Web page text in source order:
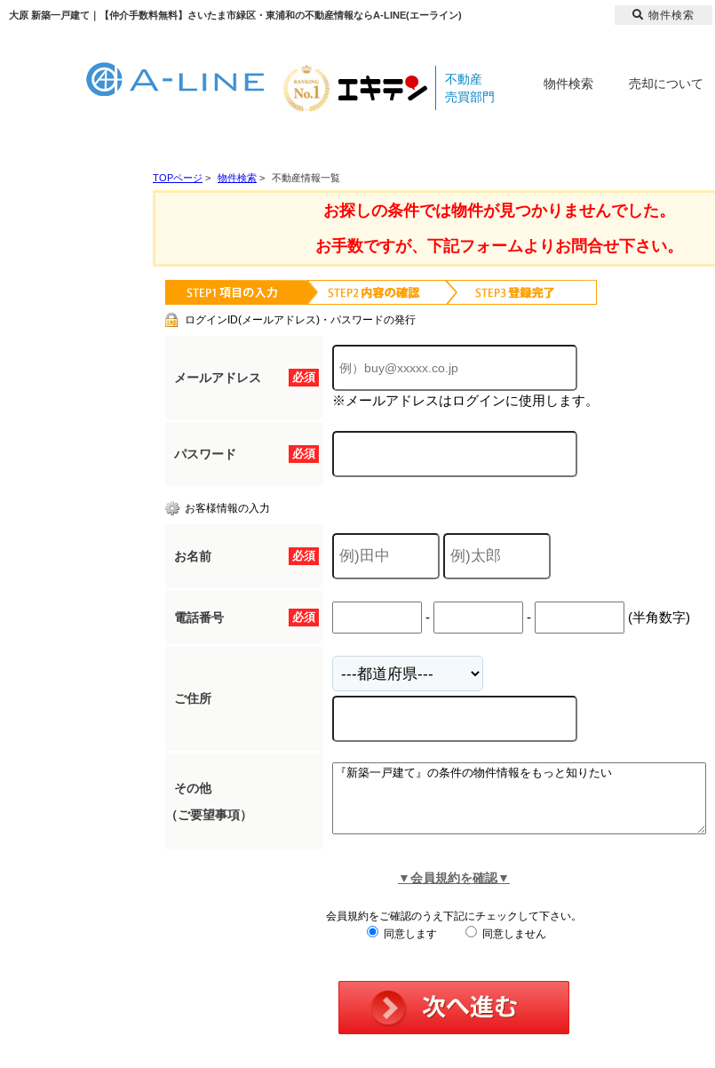
大原 新築一戸建て｜【仲介手数料無料】さいたま市緑区・東浦和の不動産情報ならA-LINE(エーライン)
不動産
売買部門
物件検索 売却について
TOPページ > 物件検索 > 不動産情報一覧
お探しの条件では物件が見つかりませんでした。
お手数ですが、下記フォームよりお問合せ下さい。
ログインID(メールアドレス)・パスワードの発行
必須
メールアドレス
※メールアドレスはログインに使用します。
必須
パスワード
お客様情報の入力
必須
お名前
必須
電話番号 - - (半角数字)
ご住所
その他
（ご要望事項）
▼会員規約を確認▼
会員規約をご確認のうえ下記にチェックして下さい。
同意します
同意しません
物件検索